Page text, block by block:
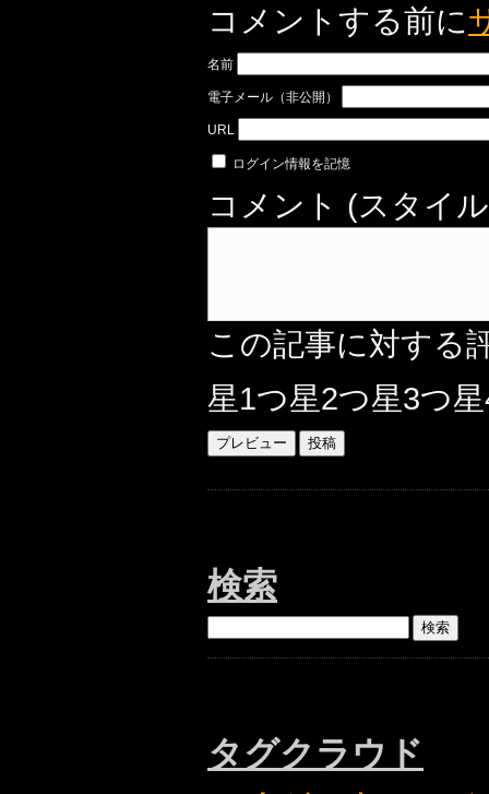
コメントする前に
名前
電子メール（非公開）
URL
ログイン情報を記憶
コメント (スタイ
この記事に対する
星1つ星2つ星3つ
検索
タグクラウド